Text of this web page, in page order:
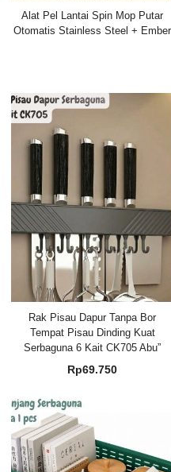
Alat Pel Lantai Spin Mop Putar
Otomatis Stainless Steel + Ember
Rak Pisau Dapur Tanpa Bor
Tempat Pisau Dinding Kuat
Serbaguna 6 Kait CK705 Abu”
Rp69.750